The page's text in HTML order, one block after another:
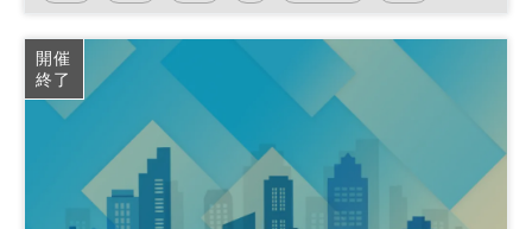
参加無料
土日祝開催
開催
終了